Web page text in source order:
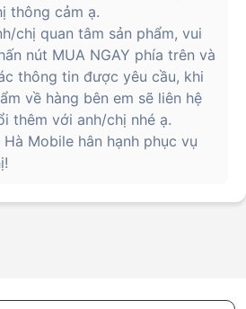
thông cảm ạ.
chị quan tâm sản phẩm, vui
nút MUA NGAY phía trên và
thông tin được yêu cầu, khi
về hàng bên em sẽ liên hệ
thêm với anh/chị nhé ạ.
Hà Mobile hân hạnh phục vụ